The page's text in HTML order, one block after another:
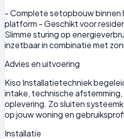
- Complete setopbouw binnen
platform - Geschikt voor
Slimme sturing op
inzetbaar in combinatie met
Advies en uitvoering
Kiso Installatietechniek
intake, technische afstemming,
oplevering. Zo sluiten
op jouw woning en
Installatie